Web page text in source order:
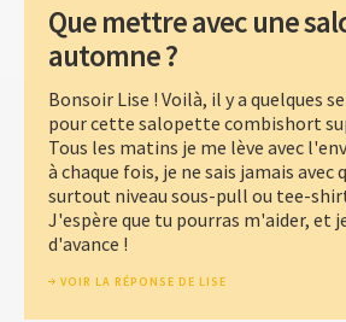
Que mettre avec une
automne ?
Bonsoir Lise ! Voilà, il y a quelques
pour cette salopette combishort
Tous les matins je me lève avec
à chaque fois, je ne sais jamais
surtout niveau sous-pull ou tee-
J'espère que tu pourras m'aider, et
d'avance !
VOIR LA RÉPONSE DE LISE